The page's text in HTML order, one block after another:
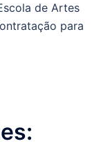
de Artes
para